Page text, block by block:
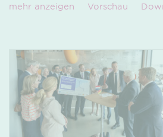
mehr anzeigen Vorschau